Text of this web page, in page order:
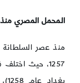
المحمل المصري
1257، حيث